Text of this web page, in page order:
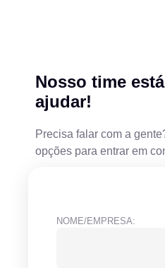
Nosso time
ajudar!
Precisa falar com a
opções para entrar em
NOME/EMPRESA: